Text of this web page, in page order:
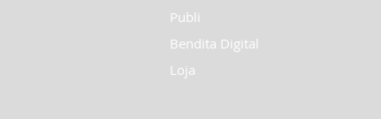
Publi
Bendita Digital
Loja